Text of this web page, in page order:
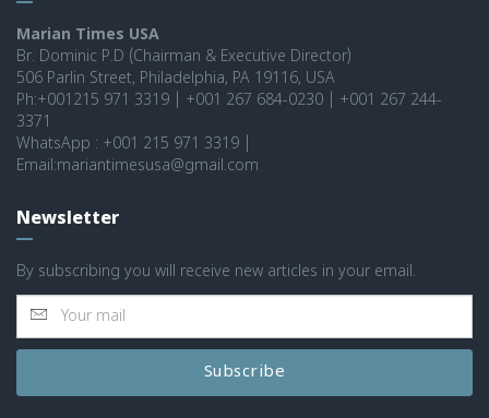
Marian Times USA
Br. Dominic P.D (Chairman & Executive Director)
506 Parlin Street, Philadelphia, PA 19116, USA
Ph:+001215 971 3319 | +001 267 684-0230 | +001 267 244-
3371
WhatsApp : +001 215 971 3319 |
Email:mariantimesusa@gmail.com
Newsletter
By subscribing you will receive new articles in your email.
Subscribe